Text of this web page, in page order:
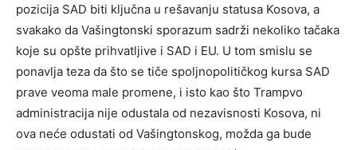
pozicija SAD biti ključna u rešavanju statusa Kosova, a
svakako da Vašingtonski sporazum sadrži nekoliko tačaka
koje su opšte prihvatljive i SAD i EU. U tom smislu se
ponavlja teza da što se tiče spoljnopolitičkog kursa SAD
prave veoma male promene, i isto kao što Trampvo
administracija nije odustala od nezavisnosti Kosova, ni
ova neće odustati od Vašingtonskog, možda ga bude